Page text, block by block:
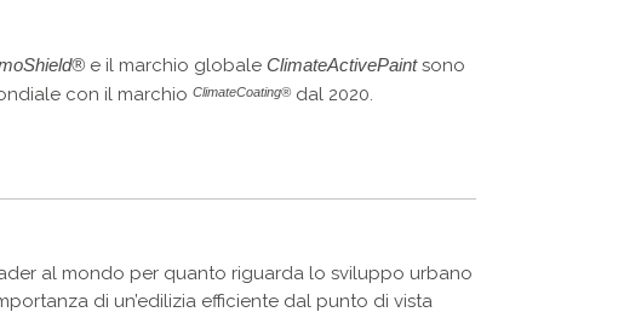
e il marchio globaleClimateActivePaintsono
con il marchioClimateCoating® dal 2020.
al mondo per quanto riguarda lo sviluppo urbano
di un’edilizia efficiente dal punto di vista